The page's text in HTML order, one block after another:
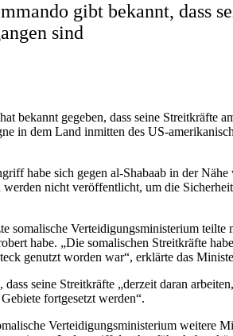
gibt bekannt, dass
sind
bekannt gegeben, dass seine Streitkräfte
in dem Land inmitten des US-
habe sich gegen al-Shabaab in der
nicht veröffentlicht, um die
somalische Verteidigungsministerium
habe. „Die somalischen Streitkräfte
genutzt worden war“, erklärte das
seine Streitkräfte „derzeit daran
fortgesetzt werden“.
Verteidigungsministerium weitere